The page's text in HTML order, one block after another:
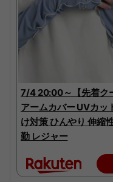
7/4 20:00～【先着ク
アームカバー UVカッ
け対策 ひんやり 伸縮
勤 レジャー